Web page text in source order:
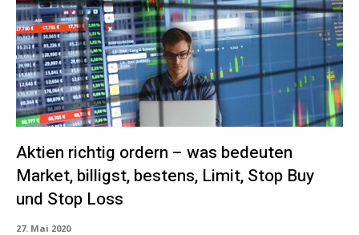
Aktien richtig ordern – was bedeuten
Market, billigst, bestens, Limit, Stop Buy
und Stop Loss
27. Mai 2020